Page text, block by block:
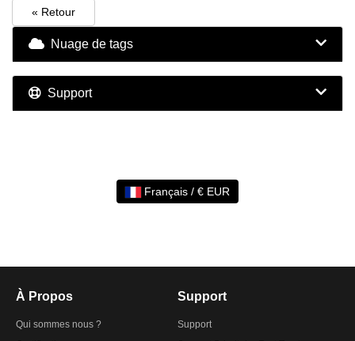
« Retour
Nuage de tags
Support
Français / € EUR
À Propos
Qui sommes nous ?
Support
Support